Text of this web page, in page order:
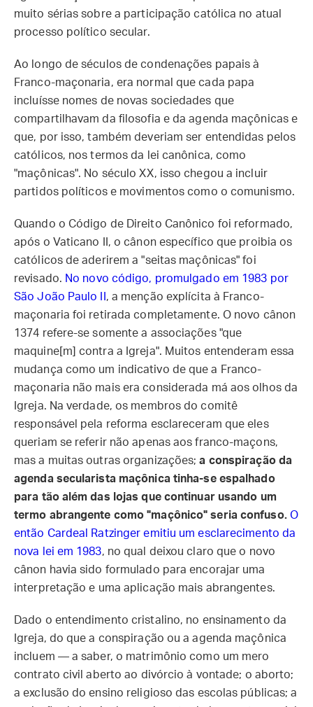
muito sérias sobre a participação católica no atual
processo político secular.
Ao longo de séculos de condenações papais à
Franco-maçonaria, era normal que cada papa
incluísse nomes de novas sociedades que
compartilhavam da filosofia e da agenda maçônicas e
que, por isso, também deveriam ser entendidas pelos
católicos, nos termos da lei canônica, como
"maçônicas". No século XX, isso chegou a incluir
partidos políticos e movimentos como o comunismo.
Quando o Código de Direito Canônico foi reformado,
após o Vaticano II, o cânon específico que proibia os
católicos de aderirem a "seitas maçônicas" foi
revisado. No novo código, promulgado em 1983 por
São João Paulo II , a menção explícita à Franco-
maçonaria foi retirada completamente. O novo cânon
1374 refere-se somente a associações "que
maquine[m] contra a Igreja". Muitos entenderam essa
mudança como um indicativo de que a Franco-
maçonaria não mais era considerada má aos olhos da
Igreja. Na verdade, os membros do comitê
responsável pela reforma esclareceram que eles
queriam se referir não apenas aos franco-maçons,
mas a muitas outras organizações;a conspiração da
agenda secularista maçônica tinha-se espalhado
para tão além das lojas que continuar usando um
termo abrangente como "maçônico" seria confuso. O
então Cardeal Ratzinger emitiu um esclarecimento da
nova lei em 1983, no qual deixou claro que o novo
cânon havia sido formulado para encorajar uma
interpretação e uma aplicação mais abrangentes.
Dado o entendimento cristalino, no ensinamento da
Igreja, do que a conspiração ou a agenda maçônica
incluem — a saber, o matrimônio como um mero
contrato civil aberto ao divórcio à vontade; o aborto;
a exclusão do ensino religioso das escolas públicas; a